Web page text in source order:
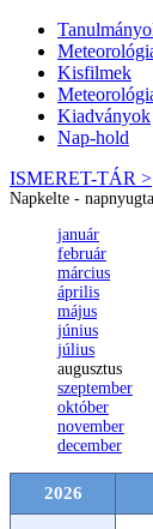
Kisfilmek
Kiadványok
Nap-hold
ISMERET-TÁR >
Napkelte -
január
február
március
április
május
június
július
augusztus
szeptember
október
november
december
2026